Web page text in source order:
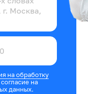
на обработку
на
данных.